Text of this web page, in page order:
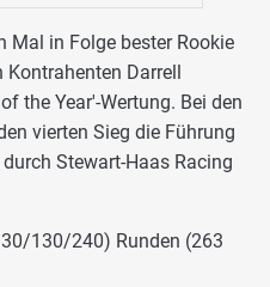
Mal in Folge bester Rookie
Kontrahenten Darrell
the Year'-Wertung. Bei den
vierten Sieg die Führung
Stewart-Haas Racing
130/240) Runden (263